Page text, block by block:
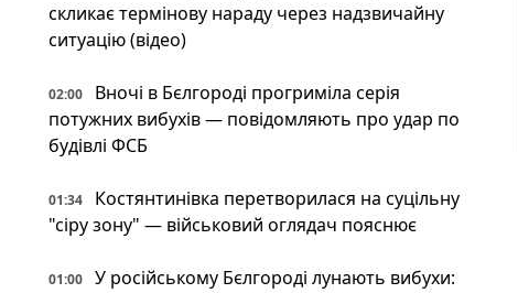
скликає термінову нараду через надзвичайну
ситуацію (відео)
02:00
Вночі в Бєлгороді прогриміла серія
потужних вибухів — повідомляють про удар по
будівлі ФСБ
01:34
Костянтинівка перетворилася на суцільну
"сіру зону" — військовий оглядач пояснює
01:00
У російському Бєлгороді лунають вибухи: